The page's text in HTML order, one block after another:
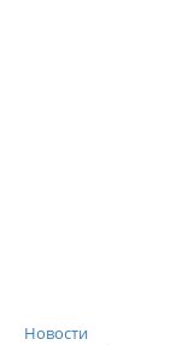
Новости